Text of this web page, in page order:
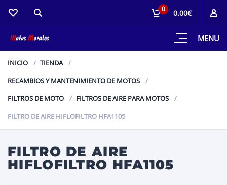
MENU
0 0.00€
INICIO
TIENDA
RECAMBIOS Y MANTENIMIENTO DE MOTOS
FILTROS DE MOTO
FILTROS DE AIRE PARA MOTOS
FILTRO DE AIRE HIFLOFILTRO HFA1105
FILTRO DE AIRE
HIFLOFILTRO HFA1105